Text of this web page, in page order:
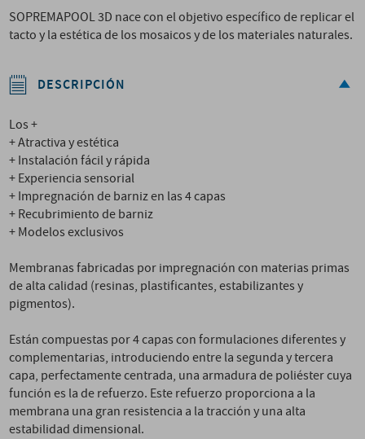
SOPREMAPOOL 3D nace con el objetivo específico de replicar el
tacto y la estética de los mosaicos y de los materiales naturales.
DESCRIPCIÓN
Los +
+ Atractiva y estética
+ Instalación fácil y rápida
+ Experiencia sensorial
+ Impregnación de barniz en las 4 capas
+ Recubrimiento de barniz
+ Modelos exclusivos
Membranas fabricadas por impregnación con materias primas
de alta calidad (resinas, plastificantes, estabilizantes y
pigmentos).
Están compuestas por 4 capas con formulaciones diferentes y
complementarias, introduciendo entre la segunda y tercera
capa, perfectamente centrada, una armadura de poliéster cuya
función es la de refuerzo. Este refuerzo proporciona a la
membrana una gran resistencia a la tracción y una alta
estabilidad dimensional.